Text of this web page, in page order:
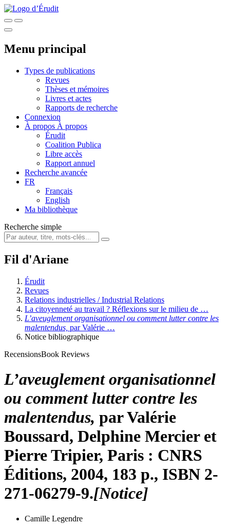
Menu principal
Types de publications
Revues
Thèses et mémoires
Livres et actes
Rapports de recherche
Connexion
À propos À propos
Érudit
Coalition Publica
Libre accès
Rapport annuel
Recherche avancée
FR
Français
English
Ma bibliothèque
Recherche simple
Fil d'Ariane
Érudit
Revues
Relations industrielles / Industrial Relations
La citoyenneté au travail ? Réflexions sur le milieu de …
L’aveuglement organisationnel ou comment lutter contre les
malentendus, par Valérie …
Notice bibliographique
RecensionsBook Reviews
L’aveuglement organisationnel
ou comment lutter contre les
malentendus, par Valérie
Boussard, Delphine Mercieret
PierreTripier, Paris : CNRS
Éditions, 2004, 183 p., ISBN 2-
271-06279-9.[Notice]
Camille Legendre